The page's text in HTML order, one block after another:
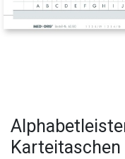
Karteitaschen